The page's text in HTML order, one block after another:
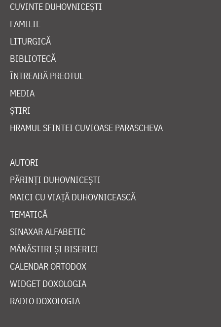
CUVINTE DUHOVNICEȘTI
FAMILIE
LITURGICĂ
BIBLIOTECĂ
ÎNTREABĂ PREOTUL
MEDIA
ȘTIRI
HRAMUL SFINTEI CUVIOASE PARASCHEVA
AUTORI
PĂRINȚI DUHOVNICEȘTI
MAICI CU VIAȚĂ DUHOVNICEASCĂ
TEMATICĂ
SINAXAR ALFABETIC
MĂNĂSTIRI ȘI BISERICI
CALENDAR ORTODOX
WIDGET DOXOLOGIA
RADIO DOXOLOGIA